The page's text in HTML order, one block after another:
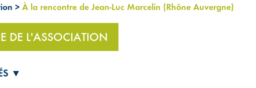
> À la rencontre de Jean-Luc Marcelin (Rhône Auvergne)
DE L'ASSOCIATION
▼